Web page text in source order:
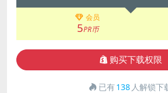
会员
5PR币
购买下载权限
已有138 人解锁下